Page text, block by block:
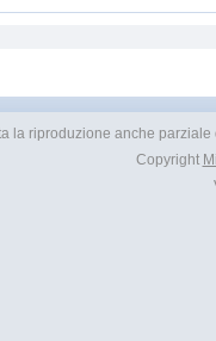
la riproduzione anche
Copyright